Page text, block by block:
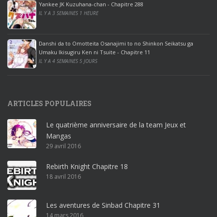
ff
i
c
e
2
0
1
r
o
ff
i
c
e
3
Yankee JK Kuzuhana-chan - Chapitre 288
IL Y A 3 SEMAINES 1 HEURE
Danshi da to Omotteita Osanajimi to no Shinkon Seikatsu ga
Umaku Ikisugiru Ken ni Tsuite - Chapitre 11
IL Y A 4 SEMAINES 5 JOURS
ARTICLES POPULAIRES
Le quatrième anniversaire de la team Jeux et
Mangas
29 avril 2016
Rebirth Knight Chapitre 18
18 avril 2016
Les aventures de Sinbad Chapitre 31
14 mars 2016